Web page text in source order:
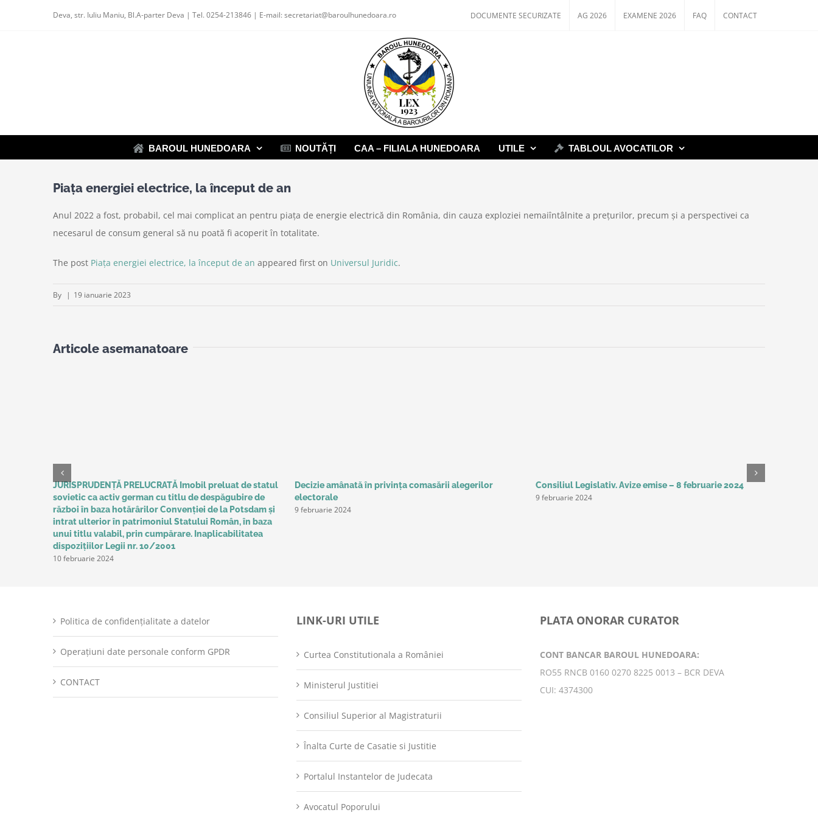
Deva, str. Iuliu Maniu, Bl.A-parter Deva | Tel. 0254-213846 | E-mail: secretariat@baroulhunedoara.ro DOCUMENTE SECURIZATE AG 2026 EXAMENE 2026 FAQ CONTACT
BAROUL HUNEDOARA NOUTĂȚI CAA – FILIALA HUNEDOARA UTILE TABLOUL AVOCATILOR
Piața energiei electrice, la început de an
Anul 2022 a fost, probabil, cel mai complicat an pentru piața de energie electrică din România, din cauza exploziei nemaiîntâlnite a prețurilor, precum și a perspectivei ca
necesarul de consum general să nu poată fi acoperit în totalitate.
The post Piața energiei electrice, la început de an appeared first on Universul Juridic.
By | 19 ianuarie 2023
Articole asemanatoare
JURISPRUDENȚĂ PRELUCRATĂ Imobil preluat de statul
sovietic ca activ german cu titlu de despăgubire de
război în baza hotărârilor Convenţiei de la Potsdam și
intrat ulterior în patrimoniul Statului Român, în baza
unui titlu valabil, prin cumpărare. Inaplicabilitatea
dispozițiilor Legii nr. 10/2001
10 februarie 2024
Decizie amânată în privinţa comasării alegerilor
electorale
9 februarie 2024
Consiliul Legislativ. Avize emise – 8 februarie 2024
9 februarie 2024
Politica de confidențialitate a datelor
Operațiuni date personale conform GPDR
CONTACT
LINK-URI UTILE
Curtea Constitutionala a României
Ministerul Justitiei
Consiliul Superior al Magistraturii
Înalta Curte de Casatie si Justitie
Portalul Instantelor de Judecata
Avocatul Poporului
PLATA ONORAR CURATOR
CONT BANCAR BAROUL HUNEDOARA:
RO55 RNCB 0160 0270 8225 0013 – BCR DEVA
CUI: 4374300